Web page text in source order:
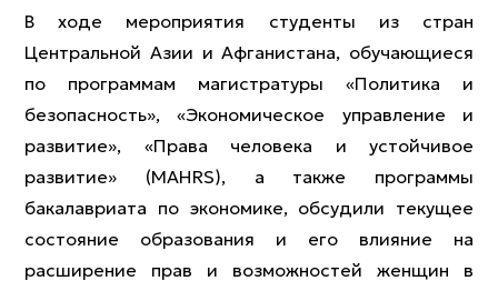
В ходе мероприятия студенты из стран
Центральной Азии и Афганистана, обучающиеся
по программам магистратуры «Политика и
безопасность», «Экономическое управление и
развитие», «Права человека и устойчивое
развитие» (MAHRS), а также программы
бакалавриата по экономике, обсудили текущее
состояние образования и его влияние на
расширение прав и возможностей женщин в